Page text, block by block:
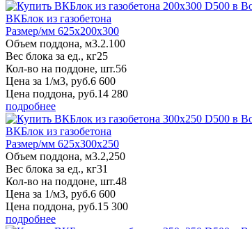
ВКБлок из газобетона
Размер/мм 625x200x300
Объем поддона, м3.2.100
Вес блока за ед., кг25
Кол-во на поддоне, шт.56
Цена за 1/м3, руб.6 600
Цена поддона, руб.14 280
подробнее
ВКБлок из газобетона
Размер/мм 625x300x250
Объем поддона, м3.2,250
Вес блока за ед., кг31
Кол-во на поддоне, шт.48
Цена за 1/м3, руб.6 600
Цена поддона, руб.15 300
подробнее